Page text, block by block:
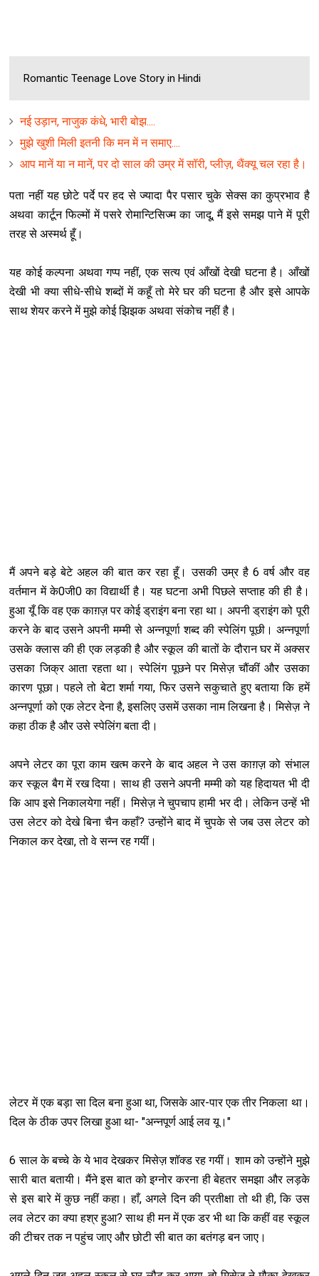
Romantic Teenage Love Story in Hindi
नई उड़ान, नाजुक कंधे, भारी बोझ....
मुझे खुशी मिली इतनी कि मन में न समाए....
आप मानें या न मानें, पर दो साल की उम्र में सॉरी, प्लीज़, थैंक्यू चल रहा है।
पता नहीं यह छोटे पर्दे पर हद से ज्यादा पैर पसार चुके सेक्स का कुप्रभाव है
अथवा कार्टून फिल्मों में पसरे रोमान्टिसिज्म का जादू, मैं इसे समझ पाने में पूरी
तरह से अस्मर्थ हूँ।
यह कोई कल्पना अथवा गप्प नहीं, एक सत्य एवं आँखों देखी घटना है। आँखों
देखी भी क्या सीधे-सीधे शब्दों में कहूँ तो मेरे घर की घटना है और इसे आपके
साथ शेयर करने में मुझे कोई झिझक अथवा संकोच नहीं है।
मैं अपने बड़े बेटे अहल की बात कर रहा हूँ। उसकी उम्र है 6 वर्ष और वह
वर्तमान में के0जी0 का विद्यार्थी है। यह घटना अभी पिछले सप्ताह की ही है।
हुआ यूँ कि वह एक काग़ज़ पर कोई ड्राइंग बना रहा था। अपनी ड्राइंग को पूरी
करने के बाद उसने अपनी मम्मी से अन्नपूर्णा शब्द की स्पेलिंग पूछी। अन्नपूर्णा
उसके क्लास की ही एक लड़की है और स्कूल की बातों के दौरान घर में अक्सर
उसका जिक्र आता रहता था। स्पेलिंग पूछने पर मिसेज़ चौंकीं और उसका
कारण पूछा। पहले तो बेटा शर्मा गया, फिर उसने सकुचाते हुए बताया कि हमें
अन्नपूर्णा को एक लेटर देना है, इसलिए उसमें उसका नाम लिखना है। मिसेज़ ने
कहा ठीक है और उसे स्पेलिंग बता दी।
अपने लेटर का पूरा काम खत्म करने के बाद अहल ने उस काग़ज़ को संभाल
कर स्कूल बैग में रख दिया। साथ ही उसने अपनी मम्मी को यह हिदायत भी दी
कि आप इसे निकालयेगा नहीं। मिसेज़ ने चुपचाप हामी भर दी। लेकिन उन्हें भी
उस लेटर को देखे बिना चैन कहाँ? उन्होंने बाद में चुपके से जब उस लेटर को
निकाल कर देखा, तो वे सन्न रह गयीं।
लेटर में एक बड़ा सा दिल बना हुआ था, जिसके आर-पार एक तीर निकला था।
दिल के ठीक उपर लिखा हुआ था- "अन्नपूर्ण आई लव यू।"
6 साल के बच्चे के ये भाव देखकर मिसेज़ शॉक्ड रह गयीं। शाम को उन्होंने मुझे
सारी बात बतायी। मैंने इस बात को इग्नोर करना ही बेहतर समझा और लड़के
से इस बारे में कुछ नहीं कहा। हाँ, अगले दिन की प्रतीक्षा तो थी ही, कि उस
लव लेटर का क्या हश्र हुआ? साथ ही मन में एक डर भी था कि कहीं वह स्कूल
की टीचर तक न पहुंच जाए और छोटी सी बात का बतंगड़ बन जाए।